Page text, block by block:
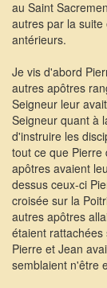
au Saint
autres par la
antérieurs.
Je vis d'abord
autres apôtres
Seigneur leur
Seigneur quant à
d'instruire les
tout ce que Pierre
apôtres avaient
dessus ceux-ci
croisée sur la
autres apôtres
étaient
Pierre et Jean
semblaient n'être